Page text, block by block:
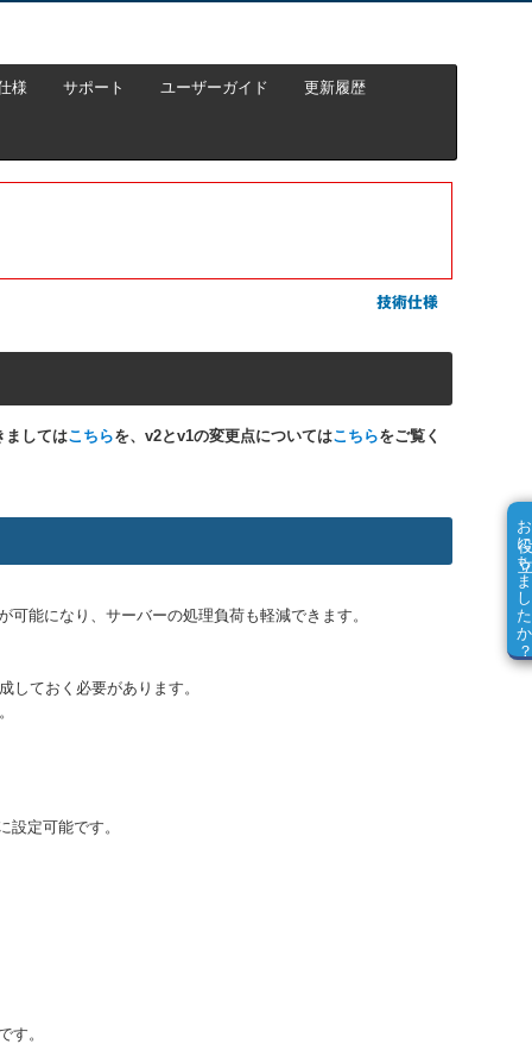
様 サポート ユーザーガイド 更新履歴
ましてはこちらを、v2とv1の変更点についてはこちらをご覧く
能になり、サーバーの処理負荷も軽減できます。
しておく必要があります。
定可能です。
す。
お役に立